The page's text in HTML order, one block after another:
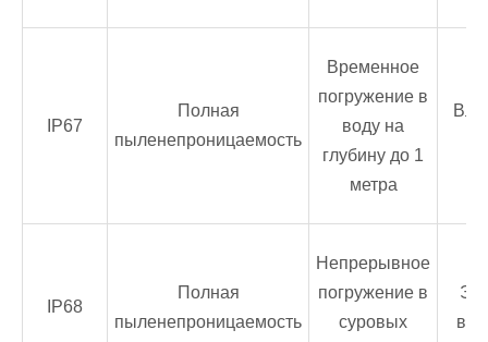
IP67
Полная
пыленепроницаемость
Временное
погружение в
воду на
глубину до 1
метра
IP68
Полная
пыленепроницаемость
Непрерывное
погружение в
суровых